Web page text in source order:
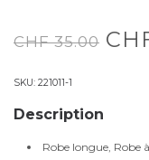
CHF35.00
SKU: 221011-1
Description
Robe longue, Robe